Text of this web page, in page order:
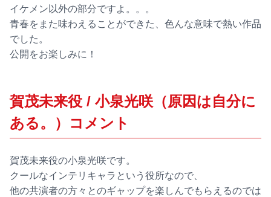
イケメン以外の部分ですよ。。。
青春をまた味わえることができた、色んな意味で熱い作品
でした。
公開をお楽しみに！
賀茂未来役 / 小泉光咲（原因は自分に
ある。）コメント
賀茂未来役の小泉光咲です。
クールなインテリキャラという役所なので、
他の共演者の方々とのギャップを楽しんでもらえるのでは